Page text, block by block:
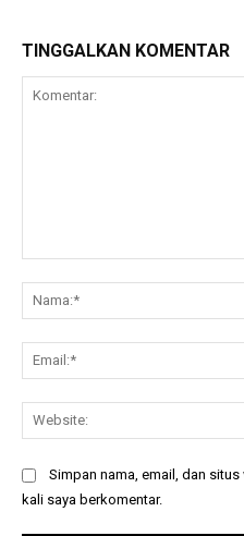
TINGGALKAN KOMENTAR
Simpan nama, email, dan
kali saya berkomentar.